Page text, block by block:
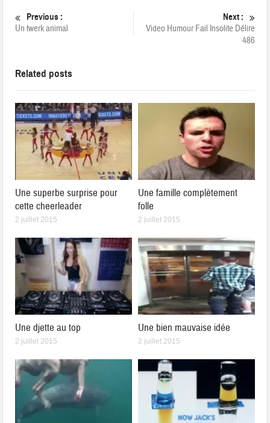
Previous :
Un twerk animal
Next :
Video Humour Fail Insolite Délire
486
Related posts
Une superbe surprise pour
cette cheerleader
2 juillet 2015
Une famille complètement
folle
2 juillet 2015
Une djette au top
2 juillet 2015
Une bien mauvaise idée
2 juillet 2015